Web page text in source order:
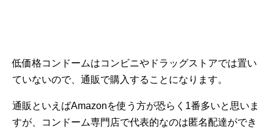
低価格コンドームはコンビニやドラッグストアでは置い
ていないので、通販で購入することになります。
通販といえばAmazonを使う方が恐らく1番多いと思いま
すが、コンドーム専門店で代表的なのは匿名配達ができ